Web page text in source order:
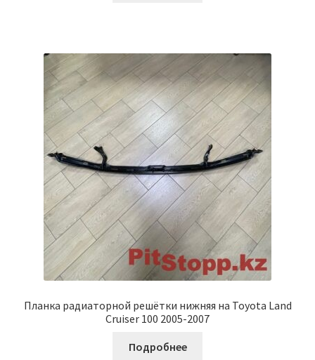
Планка радиаторной решётки нижняя на Toyota Land
Cruiser 100 2005-2007
Подробнее